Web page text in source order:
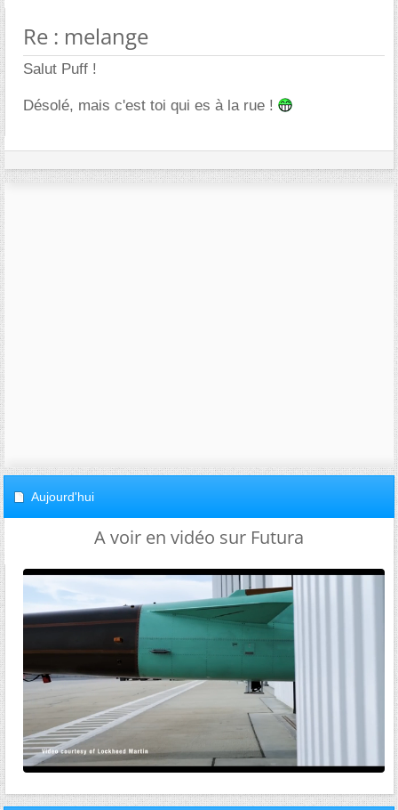
Re : melange
Salut Puff !
Désolé, mais c'est toi qui es à la rue !
Aujourd'hui
A voir en vidéo sur Futura